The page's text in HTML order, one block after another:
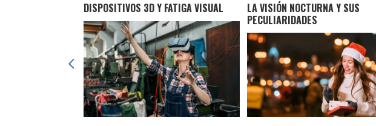
DISPOSITIVOS 3D Y FATIGA VISUAL
LA VISIÓN NOCTURNA Y SUS
PECULIARIDADES